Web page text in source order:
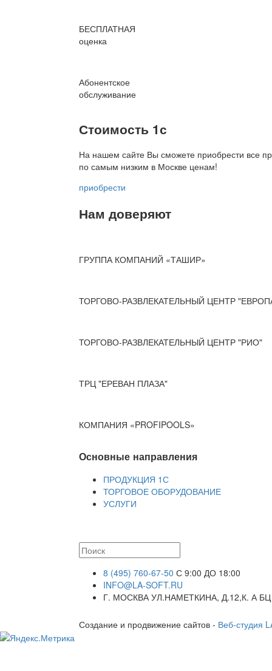
БЕСПЛАТНАЯ
оценка
Абонентское
обслуживание
Стоимость 1с
На нашем сайте Вы сможете приобрести все
по самым низким в Москве ценам!
приобрести
Нам доверяют
ГРУППА КОМПАНИЙ «ТАШИР»
ТОРГОВО-РАЗВЛЕКАТЕЛЬНЫЙ ЦЕНТР
ТОРГОВО-РАЗВЛЕКАТЕЛЬНЫЙ ЦЕНТР "РИО"
ТРЦ "ЕРЕВАН ПЛАЗА"
КОМПАНИЯ «PROFIPOOLS»
Основные направления
ПРОДУКЦИЯ 1С
ТОРГОВОЕ ОБОРУДОВАНИЕ
УСЛУГИ
8 (495) 760-67-50 С 9:00 ДО 18:00
INFO@LA-SOFT.RU
Г. МОСКВА УЛ.НАМЕТКИНА, Д.12,К. А
Создание и продвижение сайтов - Веб-студия